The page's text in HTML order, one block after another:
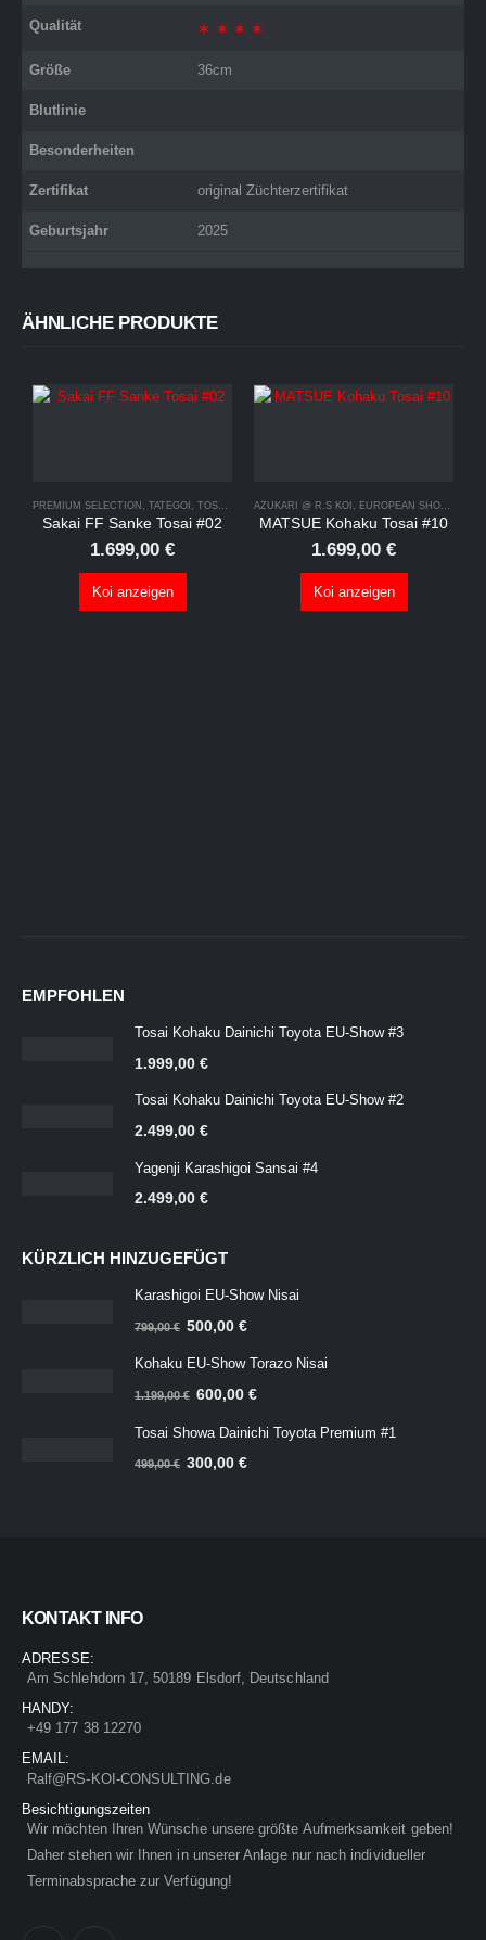
Qualität ∗ ∗ ∗ ∗
Größe 36cm
Blutlinie
Besonderheiten
Zertifikat original Züchterzertifikat
Geburtsjahr 2025
ÄHNLICHE PRODUKTE
PREMIUM SELECTION , TATEGOI , TOSAI SAISON 2026
Sakai FF Sanke Tosai #02
1.699,00 €
Koi anzeigen
AZUKARI @ R.S KOI , EUROPEAN SHOWCLASS
MATSUE Kohaku Tosai #10
1.699,00 €
Koi anzeigen
EMPFOHLEN
Tosai Kohaku Dainichi Toyota EU-Show #3
1.999,00 €
Tosai Kohaku Dainichi Toyota EU-Show #2
2.499,00 €
Yagenji Karashigoi Sansai #4
2.499,00 €
KÜRZLICH HINZUGEFÜGT
Karashigoi EU-Show Nisai
799,00€ Ursprünglicher
war:
799,00 €
500,00 €Aktueller
ist:
500,00 €.
Kohaku EU-Show Torazo Nisai
1.199,00€ Ursprünglicher
war:
1.199,00 €
600,00 €Aktueller
ist:
Tosai Showa Dainichi Toyota Premium #1
499,00€ Ursprünglicher
300,00 €Aktueller
KONTAKT INFO
ADRESSE:
Am Schlehdorn 17, 50189 Elsdorf, Deutschland
HANDY:
+49 177 38 12270
EMAIL:
Ralf@RS-KOI-CONSULTING.de
Besichtigungszeiten
Wir möchten Ihren Wünsche unsere größte Aufmerksamkeit geben!
Daher stehen wir Ihnen in unserer Anlage nur nach individueller
Terminabsprache zur Verfügung!